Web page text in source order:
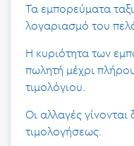
Τα εμπορεύματα
λογαριασμό του
Η κυριότητα των
πωλητή μέχρι
τιμολόγιου.
Οι αλλαγές
τιμολογήσεως.